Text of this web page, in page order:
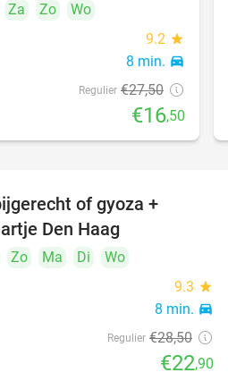
Za Zo
Wo
9.2 star
8 min. directions_car
Regulier €27,50
€16,50
of gyoza +
Den Haag
Zo Ma Di
Wo
9.3 star
8 min. directions_car
Regulier €28,50
€22,90